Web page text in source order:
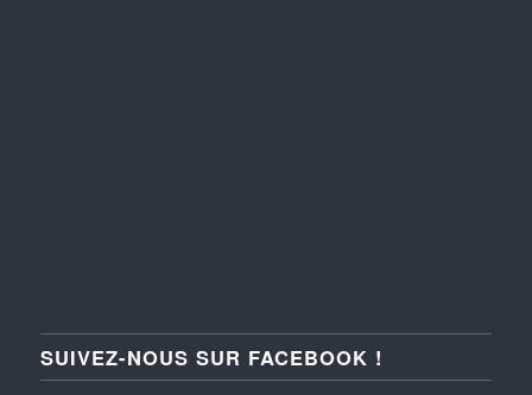
SUIVEZ-NOUS SUR FACEBOOK !